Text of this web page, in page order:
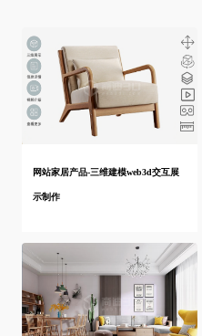
网站家居产品-三维建模web3d交互展
示制作